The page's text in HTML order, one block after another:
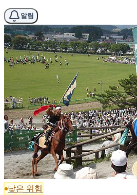
알림
낮은 위험